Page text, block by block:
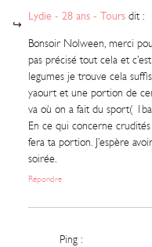
Lydie - 28 ans - Tours dit :
Bonsoir Nolween, merci
pas précisé tout cela et
legumes je trouve cela
yaourt et une portion de
va où on a fait du sport(
En ce qui concerne
fera ta portion. J’espère
soirée.
Répondre
Ping :